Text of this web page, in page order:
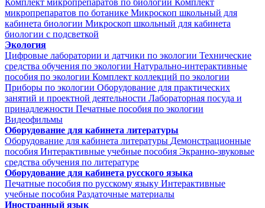
Комплект микропрепаратов по биологии Комплект
микропрепаратов по ботанике Микроскоп школьный для
кабинета биологии Микроскоп школьный для кабинета
биологии с подсветкой
Экология
Цифровые лаборатории и датчики по экологии Технические
средства обучения по экологии Натурально-интерактивные
пособия по экологии Комплект коллекций по экологии
Приборы по экологии Оборудование для практических
занятий и проектной деятельности Лабораторная посуда и
принадлежности Печатные пособия по экологии
Видеофильмы
Оборудование для кабинета литературы
Оборудование для кабинета литературы Демонстрационные
пособия Интерактивные учебные пособия Экранно-звуковые
средства обучения по литературе
Оборудование для кабинета русского языка
Печатные пособия по русскому языку Интерактивные
учебные пособия Раздаточные материалы
Иностранный язык